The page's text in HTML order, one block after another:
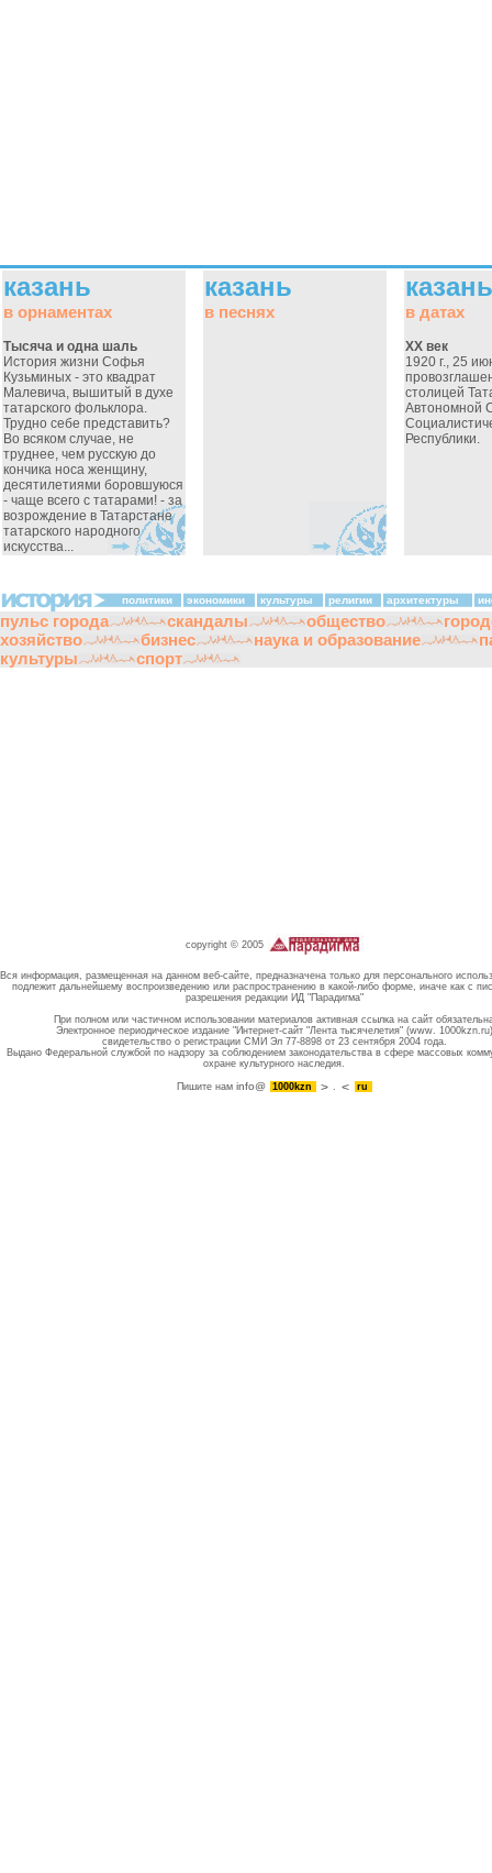
казань
в орнаментах
Тысяча и одна шаль
История жизни Софья
Кузьминых - это квадрат
Малевича, вышитый в духе
татарского фольклора.
Трудно себе представить?
Во всяком случае, не
труднее, чем русскую до
кончика носа женщину,
десятилетиями боровшуюся
- чаще всего с татарами! - за
возрождение в Татарстане
татарского народного
искусства...
казань
в песнях
казань
в датах
ХХ век
1920 г., 25
столицей
Автономной
Республики.
политики экономики культуры религии архитектуры
пульс города скандалы общество
хозяйство
бизнес наука и образование
культуры
спорт
copyright © 2005
Вся информация, размещенная на данном веб-сайте, предназначена только для персонального
подлежит дальнейшему воспроизведению или распространению в какой-либо форме, иначе как с
разрешения редакции ИД "Парадигма"
При полном или частичном использовании материалов активная ссылка на сайт
Электронное периодическое издание "Интернет-сайт "Лента тысячелетия" (www. 1000kzn.ru)
свидетельство о регистрации СМИ Эл 77-8898 от 23 сентября 2004 года.
Выдано Федеральной службой по надзору за соблюдением законодательства в сфере массовых
охране культурного наследия.
Пишите намinfo@ 1000kzn . ru